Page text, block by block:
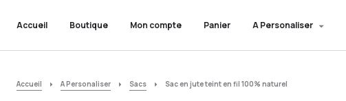
Accueil Boutique Mon compte Panier A Personaliser
Accueil A Personaliser Sacs Sac en jute teint en fil 100% naturel